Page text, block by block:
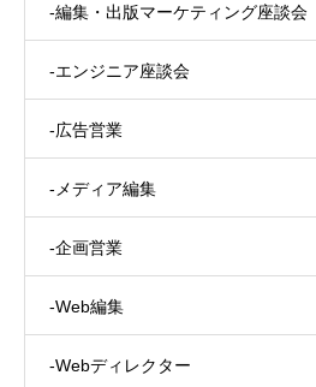
-編集・出版マーケティング座談会
-エンジニア座談会
-広告営業
-メディア編集
-企画営業
-Web編集
-Webディレクター